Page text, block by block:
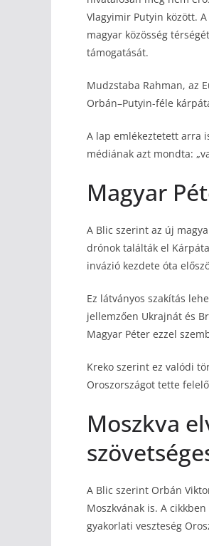
Vlagyimir Putyin között.
magyar közösség
támogatását.
Mudzstaba Rahman, az
Orbán–Putyin-féle
A lap emlékeztetett arra
médiának azt mondta:
Magyar
A Blic szerint az új
drónok találták el
invázió kezdete óta
Ez látványos szakítás
jellemzően Ukrajnát és
Magyar Péter ezzel
Kreko szerint ez valódi
Oroszországot tette
Moszkva
A Blic szerint Orbán
Moszkvának is. A
gyakorlati veszteség